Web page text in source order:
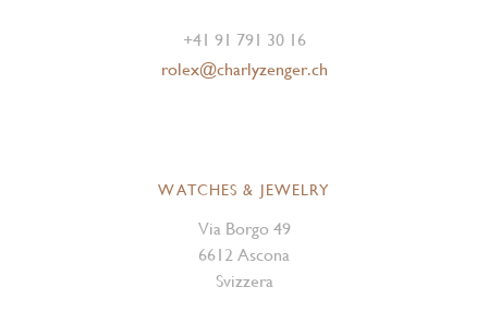
+41 91 791 30 16
rolex@charlyzenger.ch
WATCHES & JEWELRY
Via Borgo 49
6612 Ascona
Svizzera